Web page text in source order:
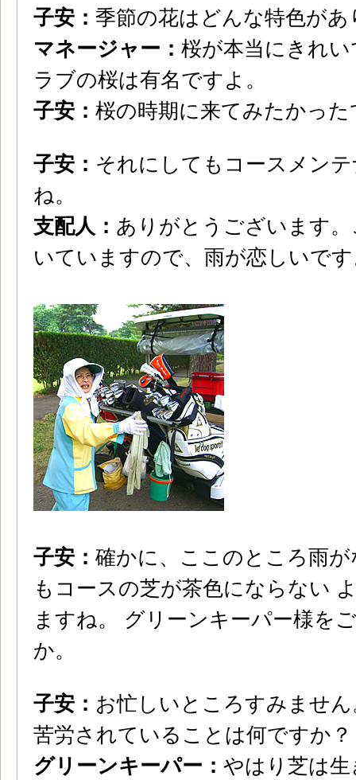
子安： 季節の花はどんな特色が
マネージャー： 桜が本当にきれ
ラブの桜は有名ですよ。
子安： 桜の時期に来てみたかった
子安： それにしてもコースメン
ね。
支配人： ありがとうございます
いていますので、雨が恋しいで
子安： 確かに、ここのところ雨
もコースの芝が茶色にならない
ますね。 グリーンキーパー様を
か。
子安： お忙しいところすみませ
苦労されていることは何ですか？
グリーンキーパー： やはり芝は